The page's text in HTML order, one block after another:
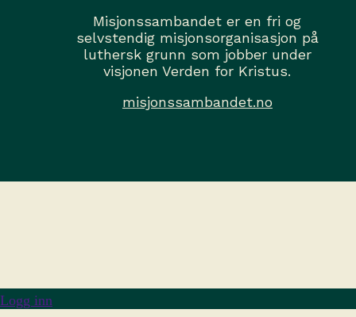
Misjonssambandet er en fri og
selvstendig misjonsorganisasjon på
luthersk grunn som jobber under
visjonen Verden for Kristus.
misjonssambandet.no
Logg inn